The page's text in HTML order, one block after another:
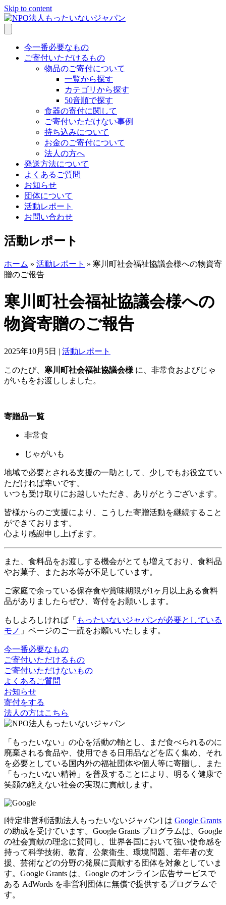
Skip to content
今一番必要なもの
ご寄付いただけるもの
物品のご寄付について
一覧から探す
カテゴリから探す
50音順で探す
食器の寄付に関して
ご寄付いただけない事例
持ち込みについて
お金のご寄付について
法人の方へ
発送方法について
よくあるご質問
お知らせ
団体について
活動レポート
お問い合わせ
活動レポート
ホーム » 活動レポート » 寒川町社会福祉協議会様への物資寄
贈のご報告
寒川町社会福祉協議会様への
物資寄贈のご報告
2025年10月5日 | 活動レポート
このたび、 寒川町社会福祉協議会様 に、非常食およびじゃ
がいもをお渡ししました。
寄贈品一覧
非常食
じゃがいも
地域で必要とされる支援の一助として、少しでもお役立てい
ただければ幸いです。
いつも受け取りにお越しいただき、ありがとうございます。
皆様からのご支援により、こうした寄贈活動を継続すること
ができております。
心より感謝申し上げます。
また、食料品をお渡しする機会がとても増えており、食料品
やお菓子、またお水等が不足しています。
ご家庭で余っている保存食や賞味期限が1ヶ月以上ある食料
品がありましたらぜひ、寄付をお願いします。
もしよろしければ「 もったいないジャパンが必要としている
モノ 」ページのご一読をお願いいたします。
今一番必要なもの
ご寄付いただけるもの
ご寄付いただけないもの
よくあるご質問
お知らせ
寄付をする
法人の方はこちら
「もったいない」の心を活動の軸とし、まだ食べられるのに
廃棄される食品や、使用できる日用品などを広く集め、それ
を必要としている国内外の福祉団体や個人等に寄贈し、また
「もったいない精神」を普及することにより、明るく健康で
笑顔の絶えない社会の実現に貢献します。
[特定非営利活動法人もったいないジャパン] は Google Grants
の助成を受けています。Google Grants プログラムは、Google
の社会貢献の理念に賛同し、世界各国において強い使命感を
持って科学技術、教育、公衆衛生、環境問題、若年者の支
援、芸術などの分野の発展に貢献する団体を対象としていま
す。Google Grants は、Google のオンライン広告サービスで
ある AdWords を非営利団体に無償で提供するプログラムで
す。